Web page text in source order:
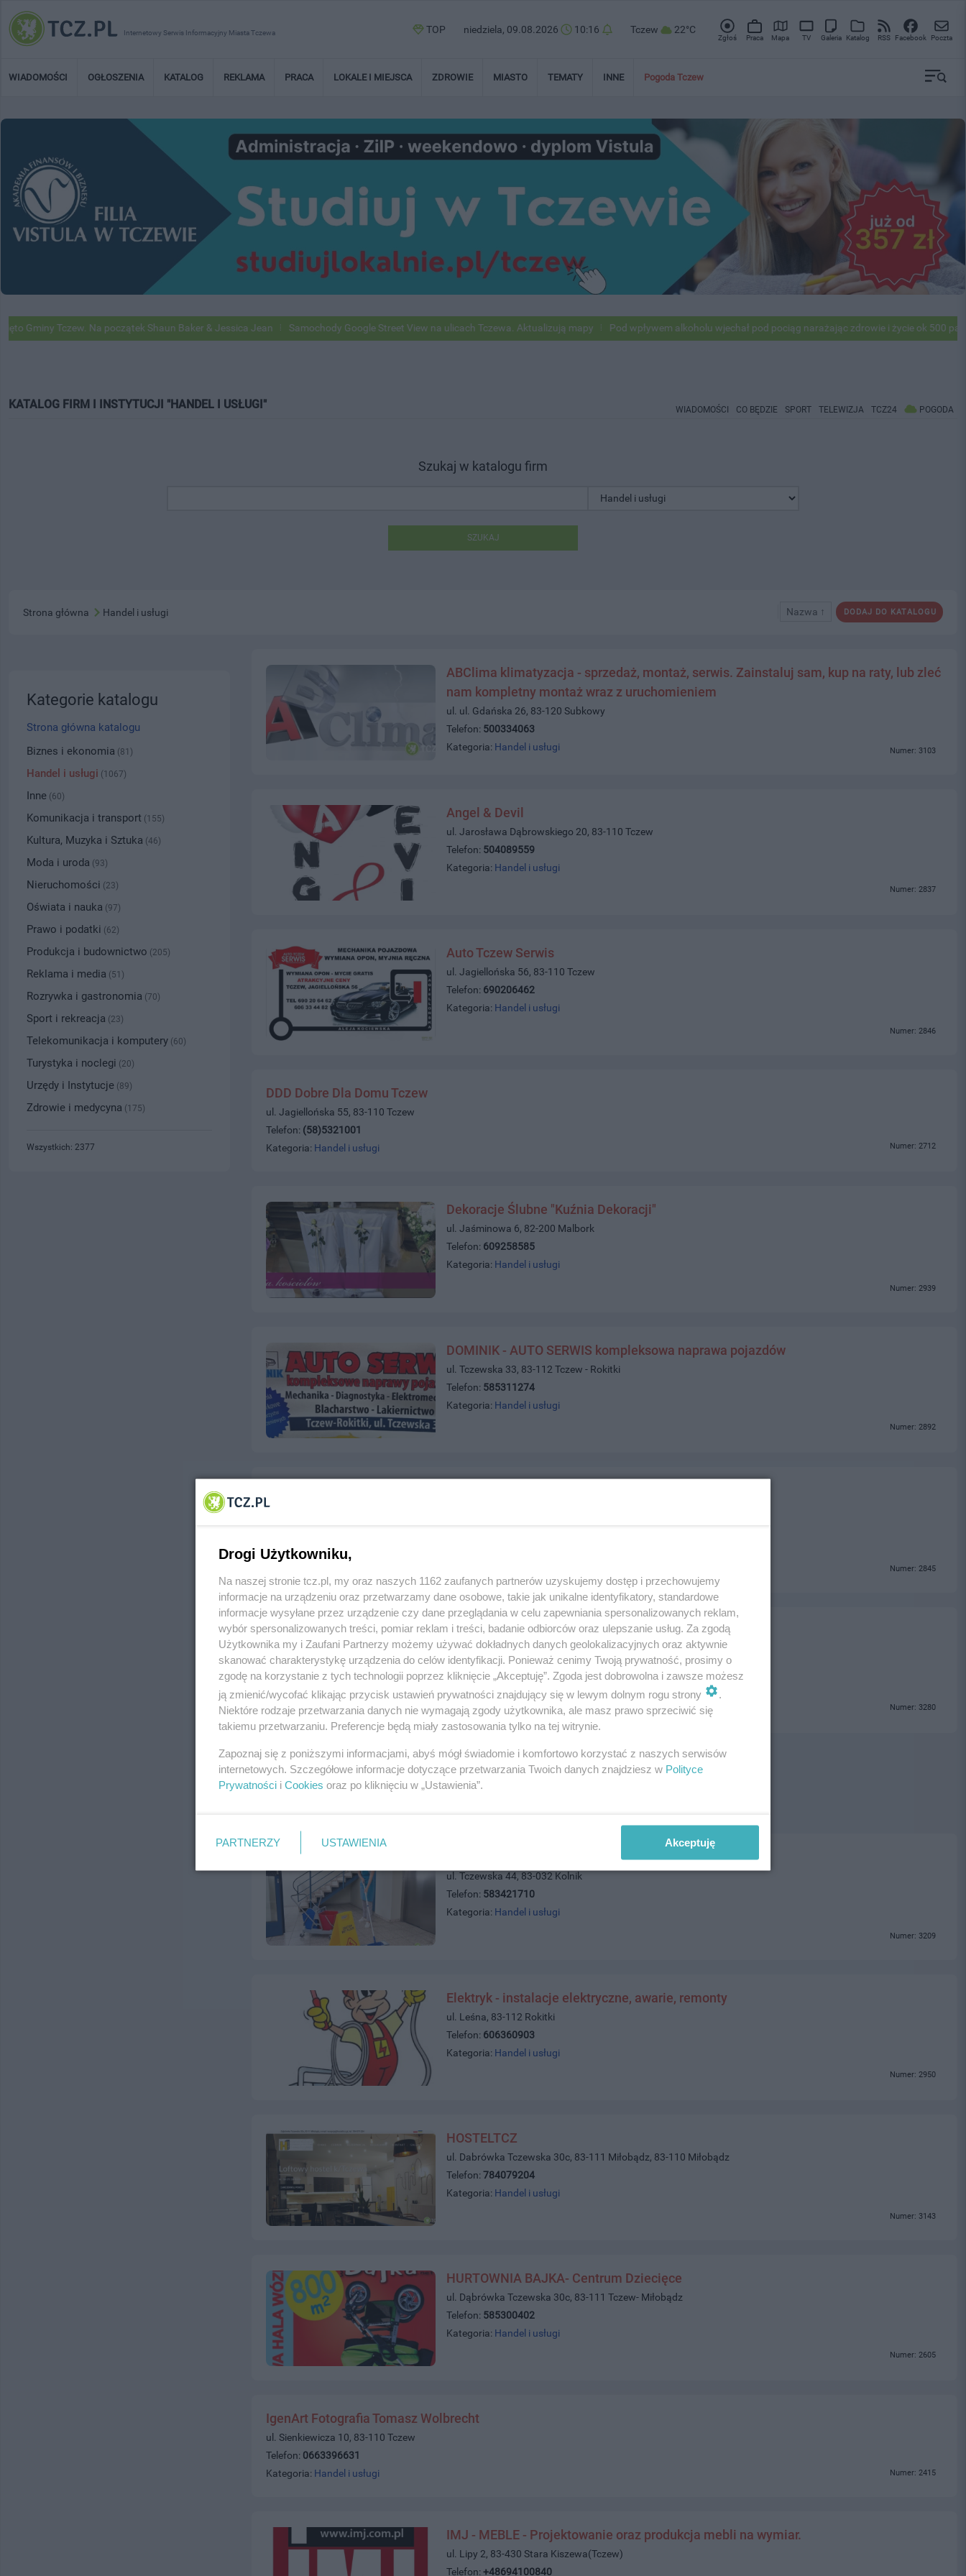
Internetowy Serwis Informacyjny Miasta Tczewa TOP niedziela, 09.08.2026 10:16 Tczew 22°C
Zgłoś Praca Mapa TV Galeria Katalog RSS Facebook Poczta
WIADOMOŚCI OGŁOSZENIA KATALOG REKLAMA PRACA LOKALE I MIEJSCA ZDROWIE MIASTO TEMATY INNE Pogoda Tczew
Tczew. Na początek Shaun Baker & Jessica Jean Samochody Google Street View na ulicach Tczewa. Aktualizują mapy Pod wpływem alkoholu wjechał pod pociąg narażając zdrowie i życie ok 500 pasażerów!
KATALOG FIRM I INSTYTUCJI "HANDEL I USŁUGI" WIADOMOŚCI CO BĘDZIE SPORT TELEWIZJA TCZ24 POGODA
Szukaj w katalogu firm
SZUKAJ
DODAJ DO KATALOGU
Nazwa ↑
Strona główna Handel i usługi
ABClima klimatyzacja - sprzedaż, montaż, serwis. Zainstaluj sam, kup na raty, lub zleć
nam kompletny montaż wraz z uruchomieniem
ul. ul. Gdańska 26, 83-120 Subkowy
Telefon: 500334063
Kategoria: Handel i usługi Numer: 3103
Angel & Devil
ul. Jarosława Dąbrowskiego 20, 83-110 Tczew
Telefon: 504089559
Kategoria: Handel i usługi
Numer: 2837
Auto Tczew Serwis
ul. Jagiellońska 56, 83-110 Tczew
Telefon: 690206462
Kategoria: Handel i usługi
Numer: 2846
DDD Dobre Dla Domu Tczew
ul. Jagiellońska 55, 83-110 Tczew
Telefon: (58)5321001
Kategoria: Handel i usługi Numer: 2712
Dekoracje Ślubne "Kuźnia Dekoracji"
ul. Jaśminowa 6, 82-200 Malbork
Telefon: 609258585
Kategoria: Handel i usługi
Numer: 2939
DOMINIK - AUTO SERWIS kompleksowa naprawa pojazdów
ul. Tczewska 33, 83-112 Tczew - Rokitki
Telefon: 585311274
Kategoria: Handel i usługi
Numer: 2892
Numer: 2845
Eden Dom Pogrzebowy - Usługi Pogrzebowe Tczew
ul. 30 Stycznia 10/2, 83-110 Tczew
Telefon:535437437
Kategoria:
Handel i usługi
Numer: 3280
ul. Tczewska 44, 83-032 Kolnik
Telefon: 583421710
Kategoria: Handel i usługi
Numer: 3209
Elektryk - instalacje elektryczne, awarie, remonty
ul. Leśna, 83-112 Rokitki
Telefon: 606360903
Kategoria: Handel i usługi
Numer: 2950
HOSTELTCZ
ul. Dabrówka Tczewska 30c, 83-111 Miłobądz, 83-110 Miłobądz
Telefon:784079204
Kategoria: Handel i usługi
Numer: 3143
HURTOWNIA BAJKA- Centrum Dziecięce
ul. Dąbrówka Tczewska 30c, 83-111 Tczew- Miłobądz
Telefon: 585300402
Kategoria: Handel i usługi
Numer: 2605
IgenArt Fotografia Tomasz Wolbrecht
ul. Sienkiewicza 10, 83-110 Tczew
Telefon: 0663396631
Kategoria: Handel i usługi Numer: 2415
IMJ - MEBLE - Projektowanie oraz produkcja mebli na wymiar.
ul. Lipy 2, 83-430 Stara Kiszewa(Tczew)
Telefon:+48694100840
Kategorie katalogu
Strona główna katalogu
Biznes i ekonomia (81)
Handel i usługi (1067)
Inne (60)
Komunikacja i transport (155)
Kultura, Muzyka i Sztuka (46)
Moda i uroda (93)
Nieruchomości (23)
Oświata i nauka (97)
Prawo i podatki (62)
Produkcja i budownictwo (205)
Reklama i media (51)
Rozrywka i gastronomia (70)
Sport i rekreacja (23)
Telekomunikacja i komputery (60)
Turystyka i noclegi (20)
Urzędy i Instytucje (89)
Zdrowie i medycyna (175)
Wszystkich: 2377
Drogi Użytkowniku,
Na naszej stronie tcz.pl, my oraz naszych 1162 zaufanych partnerów uzyskujemy dostęp i przechowujemy
informacje na urządzeniu oraz przetwarzamy dane osobowe, takie jak unikalne identyfikatory, standardowe
informacje wysyłane przez urządzenie czy dane przeglądania w celu zapewniania spersonalizowanych reklam,
wybór spersonalizowanych treści, pomiar reklam i treści, badanie odbiorców oraz ulepszanie usług. Za zgodą
Użytkownika my i Zaufani Partnerzy możemy używać dokładnych danych geolokalizacyjnych oraz aktywnie
skanować charakterystykę urządzenia do celów identyfikacji. Ponieważ cenimy Twoją prywatność, prosimy o
zgodę na korzystanie z tych technologii poprzez kliknięcie „Akceptuję”. Zgoda jest dobrowolna i zawsze możesz
ją zmienić/wycofać klikając przycisk ustawień prywatności znajdujący się w lewym dolnym rogu strony
.
Niektóre rodzaje przetwarzania danych nie wymagają zgody użytkownika, ale masz prawo sprzeciwić się
takiemu przetwarzaniu. Preferencje będą miały zastosowania tylko na tej witrynie.
Zapoznaj się z poniższymi informacjami, abyś mógł świadomie i komfortowo korzystać z naszych serwisów
internetowych. Szczegółowe informacje dotyczące przetwarzania Twoich danych znajdziesz w Polityce
Prywatności i Cookies oraz po kliknięciu w „Ustawienia”.
PARTNERZY USTAWIENIA Akceptuję